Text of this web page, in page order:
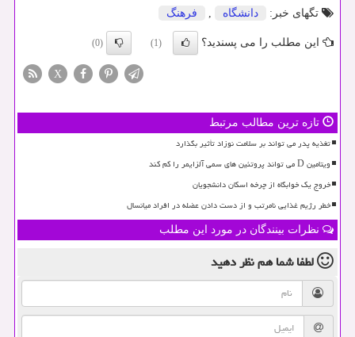
تگهای خبر:
دانشگاه فرهنگ
این مطلب را می پسندید؟ (1)
(0)
X
تازه ترین مطالب مرتبط
تغذیه پدر می تواند بر سلامت نوزاد تأثیر بگذارد
ویتامین D می تواند پروتئین های سمی آلزایمر را کم کند
خروج یک خوابگاه از چرخه اسکان دانشجویان
خطر رژیم غذایی نامرتب و از دست دادن عضله در افراد میانسال
نظرات بینندگان در مورد این مطلب
لطفا شما همنظر دهید